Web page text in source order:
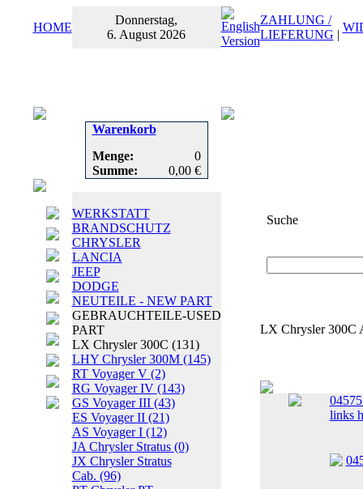
HOME
Donnerstag,
6. August 2026
ZAHLUNG /
LIEFERUNG |
Warenkorb
Menge:
0
Summe:
0,00 €
WERKSTATT
BRANDSCHUTZ
CHRYSLER
LANCIA
JEEP
DODGE
NEUTEILE - NEW PART
GEBRAUCHTEILE-USED
PART
LX Chrysler 300C (131)
LHY Chrysler 300M (145)
RT Voyager V (2)
RG Voyager IV (143)
GS Voyager III (43)
ES Voyager II (21)
AS Voyager I (12)
JA Chrysler Stratus (0)
JX Chrysler Stratus
Cab. (96)
Suche
LX Chrysler 300C
links